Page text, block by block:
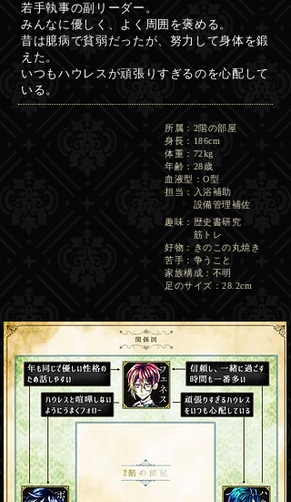
若手執事の副リーダー。
みんなに優しく、よく周囲を褒める。
昔は臆病で貧弱だったが、努力して身体を鍛
えた。
いつもハウレスが頑張りすぎるのを心配して
いる。
所属：2階の部屋
身長：186cm
体重：72kg
年齢：28歳
血液型：O型
担当：入浴補助
設備管理補佐
趣味：歴史書研究
筋トレ
好物：きのこの丸焼き
​苦手：争うこと
​​家族構成：不明
​足のサイズ：28.2cm